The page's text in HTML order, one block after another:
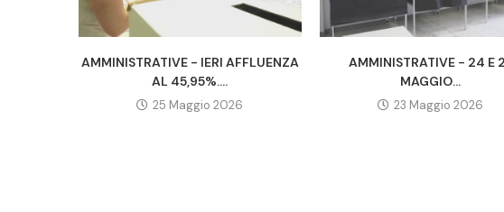
AMMINISTRATIVE - IERI AFFLUENZA
AL 45,95%....
25 Maggio 2026
AMMINISTRATIVE - 24 E
MAGGIO...
23 Maggio 2026